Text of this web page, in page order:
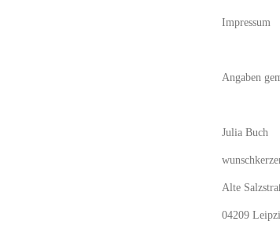
Impressum
Angaben
Julia Buch
Alte
04209